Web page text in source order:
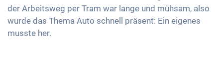
der Arbeitsweg per Tram war lange und mühsam, also
wurde das Thema Auto schnell präsent: Ein eigenes
musste her.